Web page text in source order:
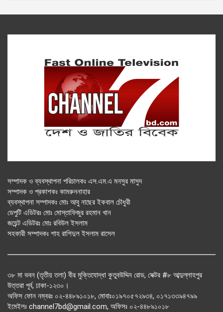
সম্পাদক ও ব্যবস্থাপনা পরিচালকঃ এস.এম.এ মনসুর মাসুদ
সম্পাদক ও প্রকাশকঃ কামরুননাহার
ব্যবস্থাপনা সম্পাদকঃ মোঃ আবু নাছের ইকবাল চৌধুরী
ডেপুটি এডিটরঃ মোঃ মোস্তাফিজুর রহমান খান
জয়েন্ট এডিটরঃ মোঃ রবিউল ইসলাম
সহকারী সম্পাদকঃ শাহ রাশিদুল ইসলাম রাসেল
৩৮ মা ভবন (তৃতীয় তলা) বীর মুক্তিযোদ্ধা কুতুবউদ্দিন রোড, সেক্টর #৮ আব্দুল্লাহপুর
উত্তরা পূর্ব, ঢাকা-১২৩০।
অফিস ফোন নম্বরঃ ০২-৪৪৮৯১০১৮, মোবাঃ০১৯৭০৫৭২৯৩৪, ০১৭১৩৩৯৪৭৯৯
ইমেইলঃ channel7bd@gmail.com, অফিসঃ ০২-৪৪৮৯১০১৮